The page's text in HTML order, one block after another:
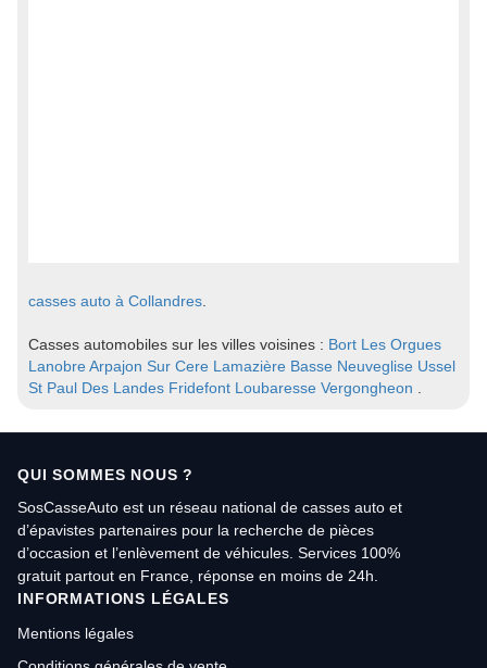
casses auto à Collandres
Casses automobiles sur les villes voisines : Bort Les Orgues
Lanobre Arpajon Sur Cere Lamazière Basse Neuveglise Ussel
St Paul Des Landes Fridefont Loubaresse Vergongheon
QUI SOMMES NOUS ?
SosCasseAuto est un réseau national de casses auto et
d’épavistes partenaires pour la recherche de pièces
d’occasion et l’enlèvement de véhicules. Services 100%
gratuit partout en France, réponse en moins de 24h.
INFORMATIONS LÉGALES
Mentions légales